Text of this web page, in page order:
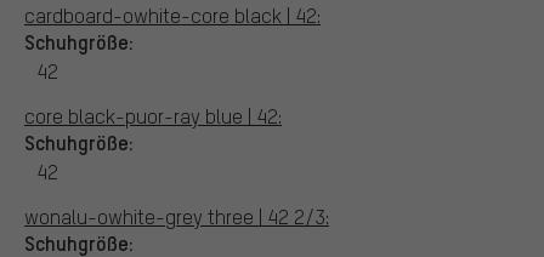
cardboard-owhite-core black | 42:
Schuhgröße:
42
core black-puor-ray blue | 42:
Schuhgröße:
42
wonalu-owhite-grey three | 42 2/3:
Schuhgröße: